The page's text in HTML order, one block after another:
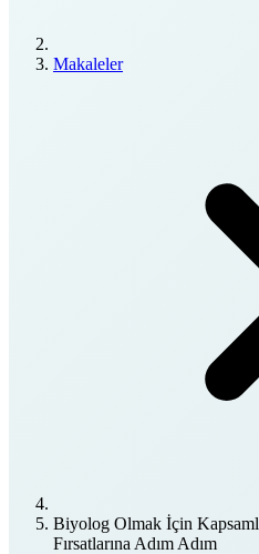
Makaleler
Biyolog Olmak İçin
Fırsatlarına Adım Adım